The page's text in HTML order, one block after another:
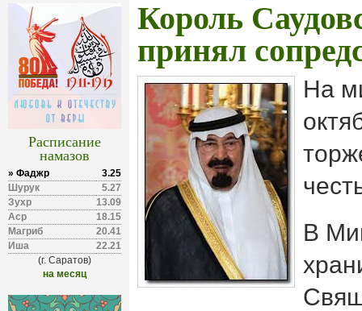
Расписание
намазов
» Фаджр
3.25
Шурук
5.27
Зухр
13.09
Аср
18.15
Магриб
20.41
Иша
22.21
(г. Саратов)
на месяц
Король
принял
На
В